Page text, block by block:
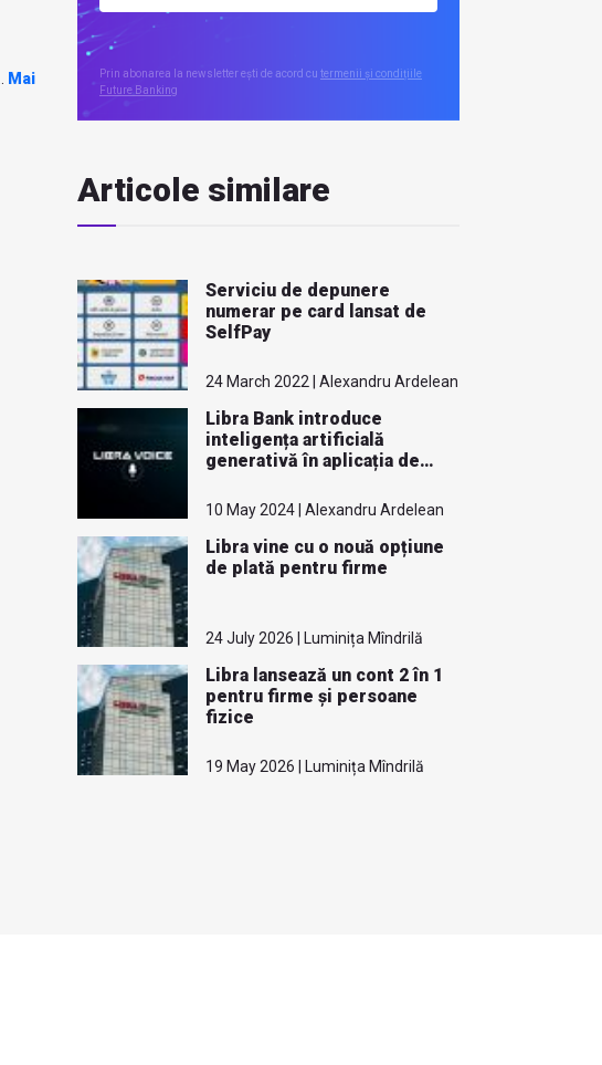
Mai
Prin abonarea la newsletter ești de acord cu termenii și condițiile
Future Banking
Articole similare
Serviciu de depunere
numerar pe card lansat de
SelfPay
24 March 2022 | Alexandru Ardelean
Libra Bank introduce
inteligența artificială
generativă în aplicația de
10 May 2024 | Alexandru Ardelean
Libra vine cu o nouă opțiune
de plată pentru firme
24 July 2026 | Luminița Mîndrilă
Libra lansează un cont 2 în 1
pentru firme și persoane
fizice
19 May 2026 | Luminița Mîndrilă